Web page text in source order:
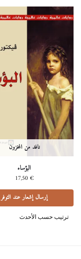
نافد من المخزون
البؤساء
17,50€
إرسال إشعار عند التوفر